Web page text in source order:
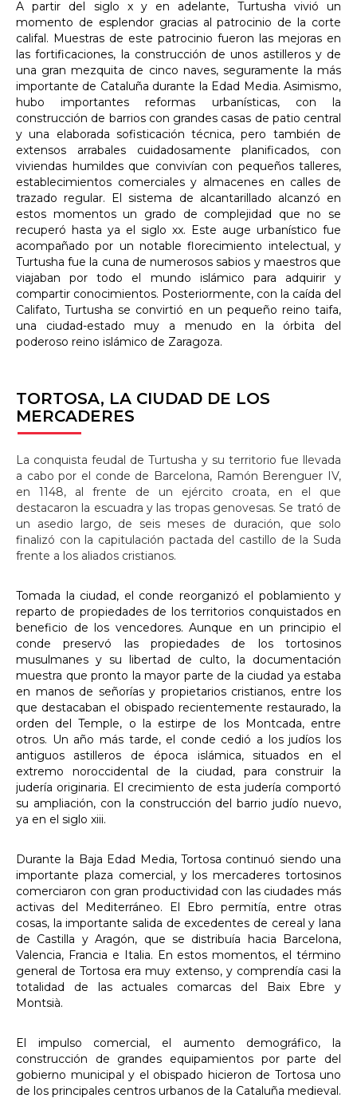
A partir del siglo x y en adelante, Turtusha vivió un
momento de esplendor gracias al patrocinio de la corte
califal. Muestras de este patrocinio fueron las mejoras en
las fortificaciones, la construcción de unos astilleros y de
una gran mezquita de cinco naves, seguramente la más
importante de Cataluña durante la Edad Media. Asimismo,
hubo importantes reformas urbanísticas, con la
construcción de barrios con grandes casas de patio central
y una elaborada sofisticación técnica, pero también de
extensos arrabales cuidadosamente planificados, con
viviendas humildes que convivían con pequeños talleres,
establecimientos comerciales y almacenes en calles de
trazado regular. El sistema de alcantarillado alcanzó en
estos momentos un grado de complejidad que no se
recuperó hasta ya el siglo xx. Este auge urbanístico fue
acompañado por un notable florecimiento intelectual, y
Turtusha fue la cuna de numerosos sabios y maestros que
viajaban por todo el mundo islámico para adquirir y
compartir conocimientos. Posteriormente, con la caída del
Califato, Turtusha se convirtió en un pequeño reino taifa,
una ciudad-estado muy a menudo en la órbita del
poderoso reino islámico de Zaragoza.
TORTOSA, LA CIUDAD DE LOS
MERCADERES
La conquista feudal de Turtusha y su territorio fue llevada
a cabo por el conde de Barcelona, Ramón Berenguer IV,
en 1148, al frente de un ejército croata, en el que
destacaron la escuadra y las tropas genovesas. Se trató de
un asedio largo, de seis meses de duración, que solo
finalizó con la capitulación pactada del castillo de la Suda
frente a los aliados cristianos.
Tomada la ciudad, el conde reorganizó el poblamiento y
reparto de propiedades de los territorios conquistados en
beneficio de los vencedores. Aunque en un principio el
conde preservó las propiedades de los tortosinos
musulmanes y su libertad de culto, la documentación
muestra que pronto la mayor parte de la ciudad ya estaba
en manos de señorías y propietarios cristianos, entre los
que destacaban el obispado recientemente restaurado, la
orden del Temple, o la estirpe de los Montcada, entre
otros. Un año más tarde, el conde cedió a los judíos los
antiguos astilleros de época islámica, situados en el
extremo noroccidental de la ciudad, para construir la
judería originaria. El crecimiento de esta judería comportó
su ampliación, con la construcción del barrio judío nuevo,
ya en el siglo xiii.
Durante la Baja Edad Media, Tortosa continuó siendo una
importante plaza comercial, y los mercaderes tortosinos
comerciaron con gran productividad con las ciudades más
activas del Mediterráneo. El Ebro permitía, entre otras
cosas, la importante salida de excedentes de cereal y lana
de Castilla y Aragón, que se distribuía hacia Barcelona,
Valencia, Francia e Italia. En estos momentos, el término
general de Tortosa era muy extenso, y comprendía casi la
totalidad de las actuales comarcas del Baix Ebre y
Montsià.
El impulso comercial, el aumento demográfico, la
construcción de grandes equipamientos por parte del
gobierno municipal y el obispado hicieron de Tortosa uno
de los principales centros urbanos de la Cataluña medieval.